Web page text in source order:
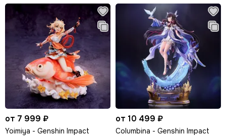
от 7 999 ₽
Yoimiya - Genshin Impact
от 10 499 ₽
Columbina - Genshin Impact